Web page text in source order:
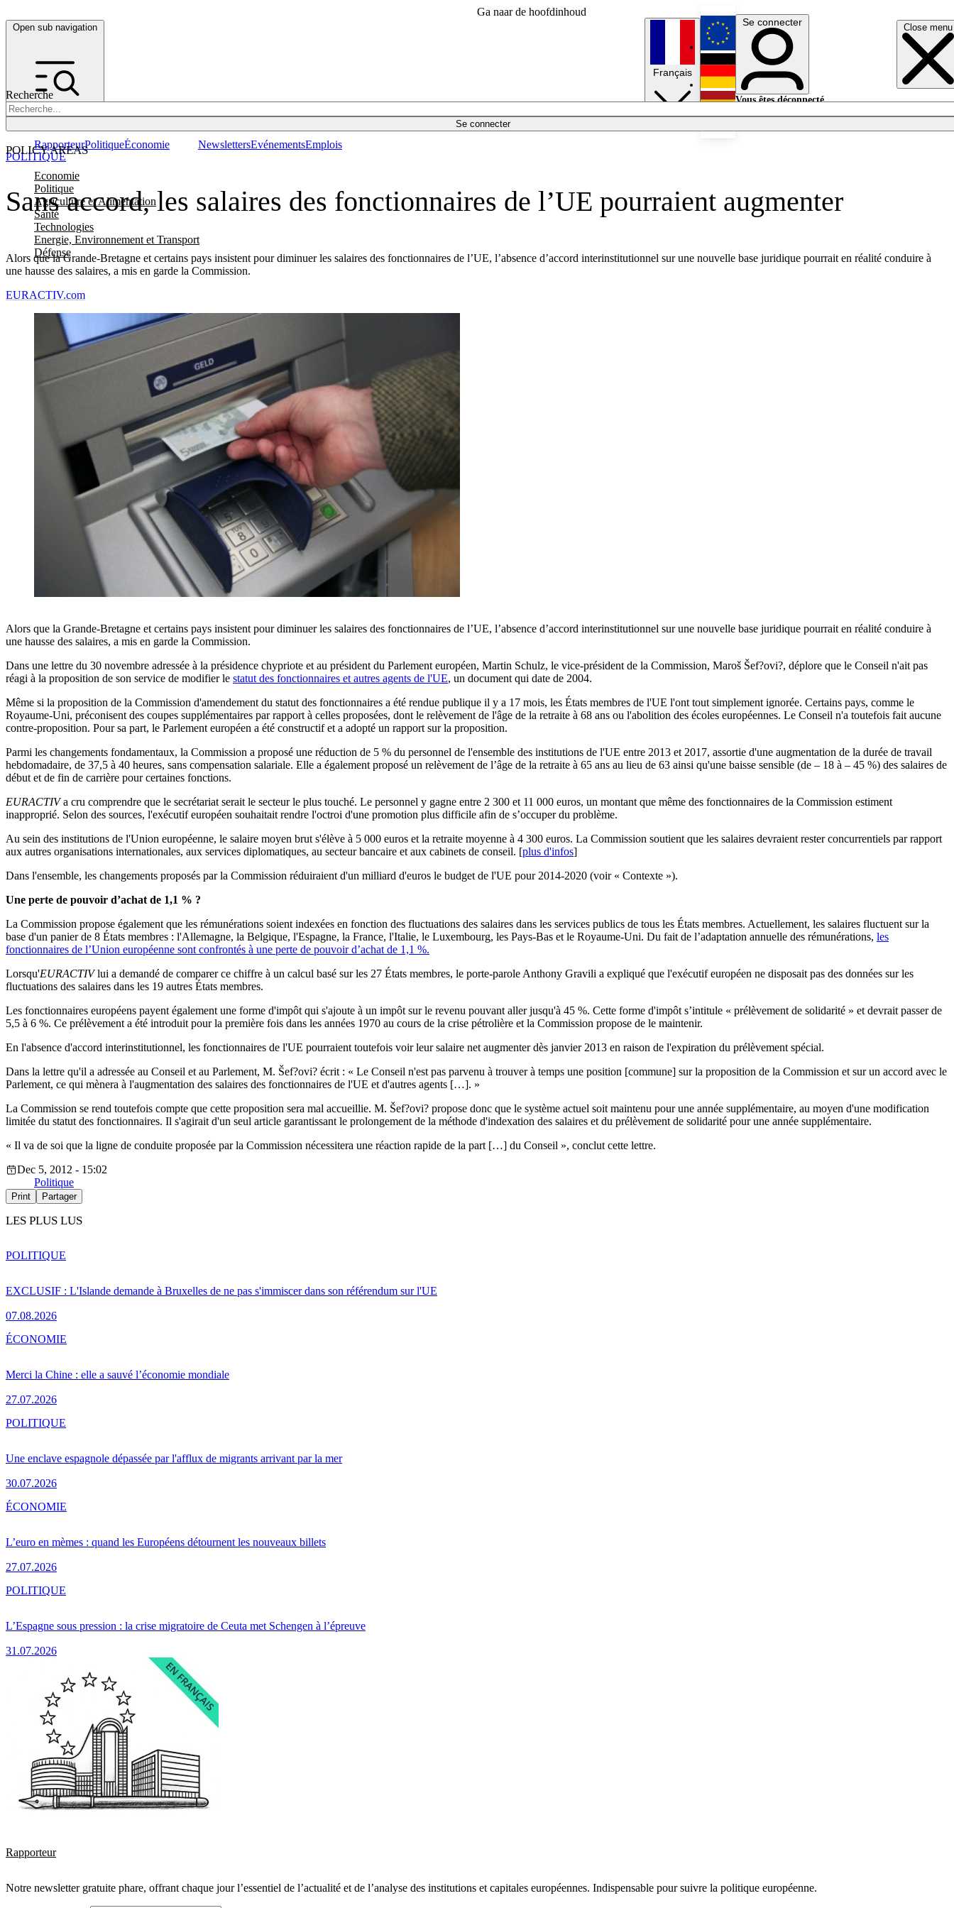
Ga naar de hoofdinhoud
Open sub navigation Close menu
Recherche
Se connecter
POLICY AREAS
Economie
Politique
Agriculture et Alimentation
Santé
Technologies
Energie, Environnement et Transport
Défense
RapporteurPolitiqueÉconomie NewslettersEvénementsEmplois
Français
English
Deutsch
Se connecter
Vous êtes déconnecté.
Sans accord, les salaires des fonctionnaires de l’UE pourraient augmenter
Alors que la Grande-Bretagne et certains pays insistent pour diminuer les salaires des fonctionnaires de l’UE, l’absence d’accord interinstitutionnel sur une nouvelle base juridique pourrait en réalité conduire à
une hausse des salaires, a mis en garde la Commission.
POLITIQUE
EURACTIV.com
Alors que la Grande-Bretagne et certains pays insistent pour diminuer les salaires des fonctionnaires de l’UE, l’absence d’accord interinstitutionnel sur une nouvelle base juridique pourrait en réalité conduire à
une hausse des salaires, a mis en garde la Commission.
Dans une lettre du 30 novembre adressée à la présidence chypriote et au président du Parlement européen, Martin Schulz, le vice-président de la Commission, Maroš Šef?ovi?, déplore que le Conseil n'ait pas
réagi à la proposition de son service de modifier le statut des fonctionnaires et autres agents de l'UE, un document qui date de 2004.
Même si la proposition de la Commission d'amendement du statut des fonctionnaires a été rendue publique il y a 17 mois, les États membres de l'UE l'ont tout simplement ignorée. Certains pays, comme le
Royaume-Uni, préconisent des coupes supplémentaires par rapport à celles proposées, dont le relèvement de l'âge de la retraite à 68 ans ou l'abolition des écoles européennes. Le Conseil n'a toutefois fait aucune
contre-proposition. Pour sa part, le Parlement européen a été constructif et a adopté un rapport sur la proposition.
Parmi les changements fondamentaux, la Commission a proposé une réduction de 5 % du personnel de l'ensemble des institutions de l'UE entre 2013 et 2017, assortie d'une augmentation de la durée de travail
hebdomadaire, de 37,5 à 40 heures, sans compensation salariale. Elle a également proposé un relèvement de l’âge de la retraite à 65 ans au lieu de 63 ainsi qu'une baisse sensible (de – 18 à – 45 %) des salaires de
début et de fin de carrière pour certaines fonctions.
EURACTIVa cru comprendre que le secrétariat serait le secteur le plus touché. Le personnel y gagne entre 2 300 et 11 000 euros, un montant que même des fonctionnaires de la Commission estiment
inapproprié. Selon des sources, l'exécutif européen souhaitait rendre l'octroi d'une promotion plus difficile afin de s’occuper du problème.
Au sein des institutions de l'Union européenne, le salaire moyen brut s'élève à 5 000 euros et la retraite moyenne à 4 300 euros. La Commission soutient que les salaires devraient rester concurrentiels par rapport
aux autres organisations internationales, aux services diplomatiques, au secteur bancaire et aux cabinets de conseil. [plus d'infos]
Dans l'ensemble, les changements proposés par la Commission réduiraient d'un milliard d'euros le budget de l'UE pour 2014-2020 (voir « Contexte »).
Une perte de pouvoir d’achat de 1,1 % ?
La Commission propose également que les rémunérations soient indexées en fonction des fluctuations des salaires dans les services publics de tous les États membres. Actuellement, les salaires fluctuent sur la
base d'un panier de 8 États membres : l'Allemagne, la Belgique, l'Espagne, la France, l'Italie, le Luxembourg, les Pays-Bas et le Royaume-Uni. Du fait de l’adaptation annuelle des rémunérations, les
fonctionnaires de l’Union européenne sont confrontés à une perte de pouvoir d’achat de 1,1 %.
Lorsqu'EURACTIVlui a demandé de comparer ce chiffre à un calcul basé sur les 27 États membres, le porte-parole Anthony Gravili a expliqué que l'exécutif européen ne disposait pas des données sur les
fluctuations des salaires dans les 19 autres États membres.
Les fonctionnaires européens payent également une forme d'impôt qui s'ajoute à un impôt sur le revenu pouvant aller jusqu'à 45 %. Cette forme d'impôt s’intitule « prélèvement de solidarité » et devrait passer de
5,5 à 6 %. Ce prélèvement a été introduit pour la première fois dans les années 1970 au cours de la crise pétrolière et la Commission propose de le maintenir.
En l'absence d'accord interinstitutionnel, les fonctionnaires de l'UE pourraient toutefois voir leur salaire net augmenter dès janvier 2013 en raison de l'expiration du prélèvement spécial.
Dans la lettre qu'il a adressée au Conseil et au Parlement, M. Šef?ovi? écrit : « Le Conseil n'est pas parvenu à trouver à temps une position [commune] sur la proposition de la Commission et sur un accord avec le
Parlement, ce qui mènera à l'augmentation des salaires des fonctionnaires de l'UE et d'autres agents […]. »
La Commission se rend toutefois compte que cette proposition sera mal accueillie. M. Šef?ovi? propose donc que le système actuel soit maintenu pour une année supplémentaire, au moyen d'une modification
limitée du statut des fonctionnaires. Il s'agirait d'un seul article garantissant le prolongement de la méthode d'indexation des salaires et du prélèvement de solidarité pour une année supplémentaire.
« Il va de soi que la ligne de conduite proposée par la Commission nécessitera une réaction rapide de la part […] du Conseil », conclut cette lettre.
Dec 5, 2012 - 15:02
Politique
Print Partager
LES PLUS LUS
EXCLUSIF : L'Islande demande à Bruxelles de ne pas s'immiscer dans son référendum sur l'UE
07.08.2026
POLITIQUE
Merci la Chine : elle a sauvé l’économie mondiale
27.07.2026
ÉCONOMIE
Une enclave espagnole dépassée par l'afflux de migrants arrivant par la mer
30.07.2026
POLITIQUE
L’euro en mèmes : quand les Européens détournent les nouveaux billets
27.07.2026
ÉCONOMIE
L’Espagne sous pression : la crise migratoire de Ceuta met Schengen à l’épreuve
31.07.2026
POLITIQUE
Rapporteur
Notre newsletter gratuite phare, offrant chaque jour l’essentiel de l’actualité et de l’analyse des institutions et capitales européennes. Indispensable pour suivre la politique européenne.